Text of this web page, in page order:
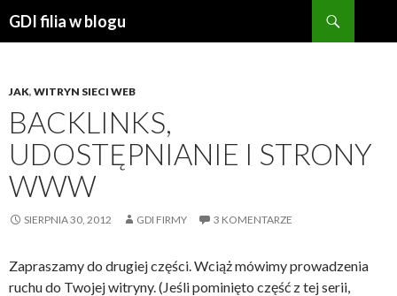
GDI filia w blogu
JAK, WITRYN SIECI WEB
BACKLINKS,
UDOSTĘPNIANIE I STRONY
WWW
SIERPNIA 30, 2012 GDI FIRMY 3 KOMENTARZE
Zapraszamy do drugiej części. Wciąż mówimy prowadzenia
ruchu do Twojej witryny. (Jeśli pominięto część z tej serii,